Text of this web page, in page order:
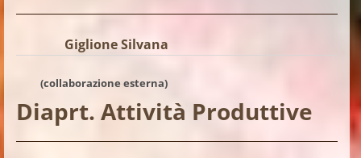
Giglione Silvana
(collaborazione esterna)
Diaprt. Attività Produttive